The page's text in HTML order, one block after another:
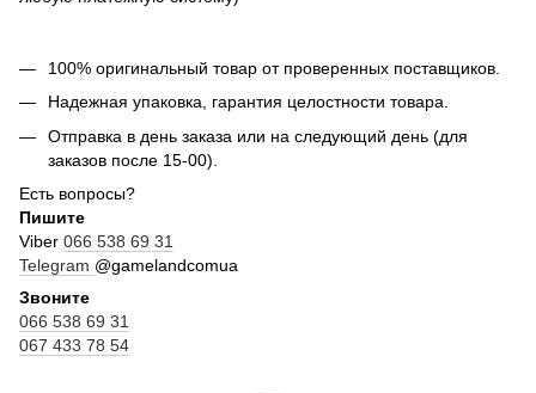
100% оригинальный товар от проверенных поставщиков.
Надежная упаковка, гарантия целостности товара.
Отправка в день заказа или на следующий день (для
заказов после 15-00).
Есть вопросы?
Пишите
Viber 066 538 69 31
Telegram @gamelandcomua
Звоните
066 538 69 31
067 433 78 54